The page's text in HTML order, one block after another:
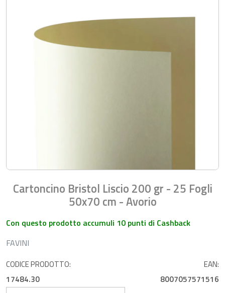
Cartoncino Bristol Liscio 200 gr - 25 Fogli
50x70 cm - Avorio
Con questo prodotto accumuli 10 punti di Cashback
FAVINI
CODICE PRODOTTO:
17484.30
EAN:
8007057571516